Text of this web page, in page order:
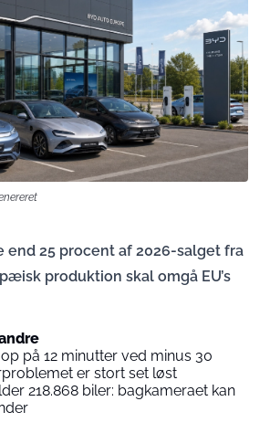
end 25 procent af 2026-salget fra
produktion skal omgå EU’s
på 12 minutter ved minus 30
er stort set løst
218.868 biler: bagkameraet kan